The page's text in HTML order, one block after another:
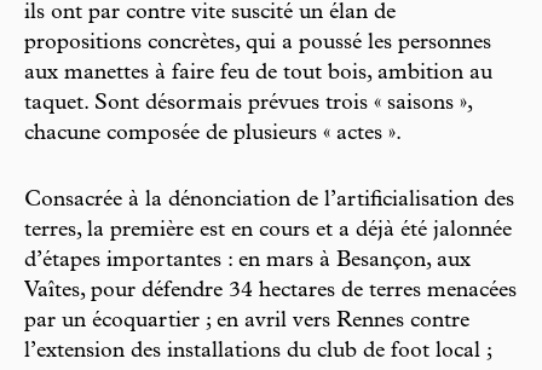
ils ont par contre vite suscité un élan de
propositions concrètes, qui a poussé les personnes
aux manettes à faire feu de tout bois, ambition au
taquet. Sont désormais prévues trois « saisons »,
chacune composée de plusieurs « actes ».
Consacrée à la dénonciation de l’artificialisation des
terres, la première est en cours et a déjà été jalonnée
d’étapes importantes : en mars à Besançon, aux
Vaîtes, pour défendre 34 hectares de terres menacées
par un écoquartier ; en avril vers Rennes contre
l’extension des installations du club de foot local ;